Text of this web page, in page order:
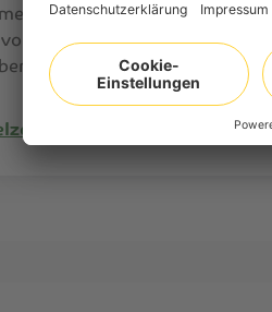
versorgt. Dieses Projekt
Bildung und Kultur. Der
100 Haltestellen im